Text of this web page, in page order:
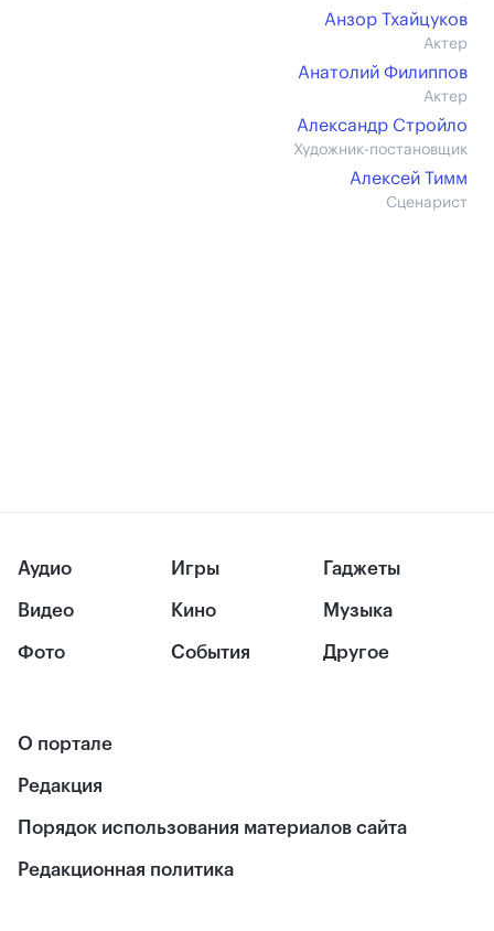
Анзор Тхайцуков
Актер
Анатолий Филиппов
Актер
Александр Стройло
Художник-постановщик
Алексей Тимм
Сценарист
Аудио
Видео
Фото
Игры
Кино
События
Гаджеты
Музыка
Другое
О портале
Редакция
Порядок использования материалов сайта
Редакционная политика